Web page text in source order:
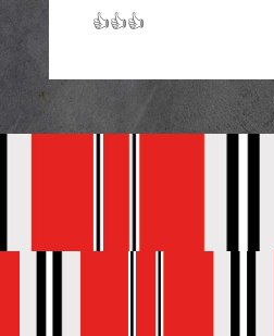
👍👍👍